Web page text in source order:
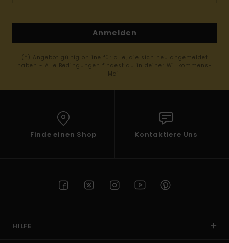
Anmelden
(*) Angebot gültig online für alle, die sich neu angemeldet
haben - Alle Bedingungen findest du in deiner Willkommens-
Mail
Finde einen Shop Kontaktiere Uns
HILFE